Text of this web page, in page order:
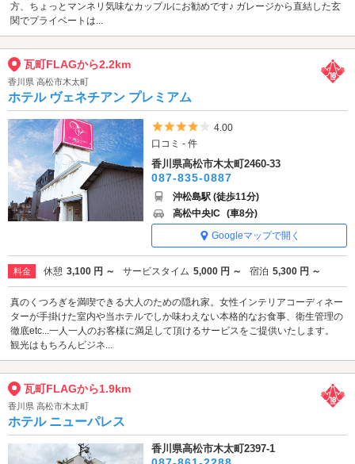
方、ちょっとマンネリ気味なカップルにお勧めです♪ ガレージから直結した玄
関でプライベートは...
瓦町FLAGから2.2km
香川県 高松市木太町
ホテル ヴェネチアン プレミアム
5つ星のうち4
4.00
口コミ - 件
香川県高松市木太町2460-33
087-835-0887
沖松島駅 (徒歩11分)
高松中央IC (車8分)
Googleマップで開く
料金 休憩 3,100 円 ～ サービスタイム 5,000 円 ～ 宿泊 5,300 円 ～
真のくつろぎを満喫できる大人のための隠れ家。女性インテリアコーディネー
ターが手掛けた室内や当ホテルでしか味わえない本格的なお食事、衛生管理の
徹底etc...一人一人のお客様に満足して頂けるサービスをご提供いたします。
観光はもちろんビジネ...
瓦町FLAGから1.9km
香川県 高松市木太町
ホテル ニューパレス
香川県高松市木太町2397-1